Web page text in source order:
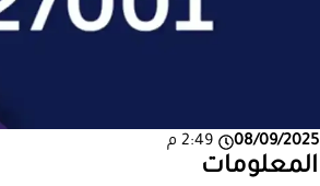
08/09/2025 2:49 م